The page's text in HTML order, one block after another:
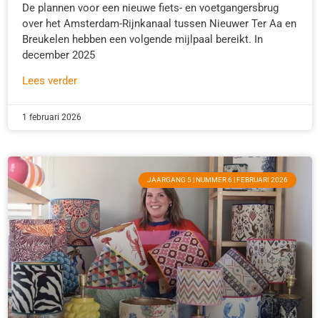
De plannen voor een nieuwe fiets- en voetgangersbrug
over het Amsterdam-Rijnkanaal tussen Nieuwer Ter Aa en
Breukelen hebben een volgende mijlpaal bereikt. In
december 2025
Lees verder
1 februari 2026
JAARGANG 5 | NUMMER 6 | FEBRUARI 2026